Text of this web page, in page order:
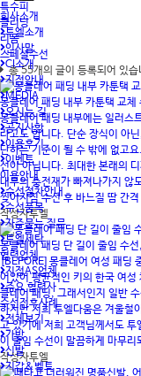
회사소개
투엘소개
인사말
CI소개
지점안내
MEDIA
오시는 길
공지사항
이용후기
이벤트
이용안내
수선절차안내
수선품목
자주묻는 질문
투엘세탁
협력업체
지정AS업체
주요 협력사
수선전후사례
전체보기
가방
신발
지갑&벨트
특수피
클리닝
리폼
스페셜수선
총55개의 글이 등록되어 있습
몽클레어 패딩 내부 카툰택 교체
몽클레어 패딩 내부에는 일러스
라고도 합니다. 단순 장식이 아
단하는 기준이 될 수 밖에 없고
선이 아닙니다. 최대한 본래의
내부의 충전재가 빠져나가지 않
찢어지짐 수선 후 바느질 땀 간
작성자투엘
몽클레어 패딩 단 길이 줄임 수
[BEFORE] 몽클레어 여성 패딩
어있어 평균적인 키의 한국 여
클레어 패딩, 그래서인지 일반
하지만 저희 투엘다움은 겨울철
고 있기에 저희 고객님께서도
이 줄임 수선이 말끔하게 마무
작성자투엘